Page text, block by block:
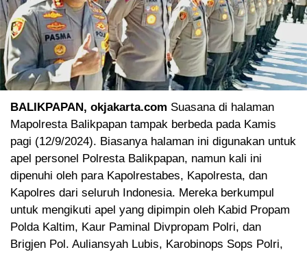
BALIKPAPAN, okjakarta.com Suasana di halaman
Mapolresta Balikpapan tampak berbeda pada Kamis
pagi (12/9/2024). Biasanya halaman ini digunakan untuk
apel personel Polresta Balikpapan, namun kali ini
dipenuhi oleh para Kapolrestabes, Kapolresta, dan
Kapolres dari seluruh Indonesia. Mereka berkumpul
untuk mengikuti apel yang dipimpin oleh Kabid Propam
Polda Kaltim, Kaur Paminal Divpropam Polri, dan
Brigjen Pol. Auliansyah Lubis, Karobinops Sops Polri,